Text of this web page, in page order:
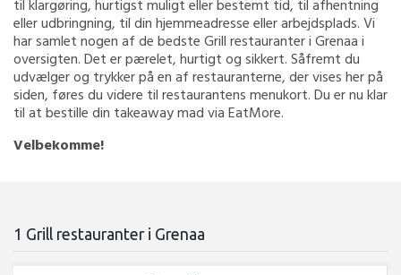
til klargøring, hurtigst muligt eller bestemt tid, til afhentning
eller udbringning, til din hjemmeadresse eller arbejdsplads. Vi
har samlet nogen af de bedste Grill restauranter i Grenaa i
oversigten. Det er pærelet, hurtigt og sikkert. Såfremt du
udvælger og trykker på en af restauranterne, der vises her på
siden, føres du videre til restaurantens menukort. Du er nu klar
til at bestille din takeaway mad via EatMore.
Velbekomme!
1 Grill restauranter i Grenaa